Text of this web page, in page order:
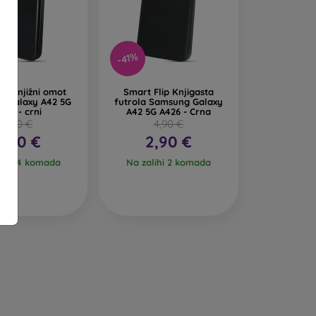
dizajn. Nedostatak pri padu je to što
se od recikliranih materijala, pa se u prirodi
maskica za mobitel izrađenih od različitih
knjižni omot
Galaxy A42 5G
A426 - crni
4,90 €
2,90 €
4 komada
-41%
Smart Flip Knjigasta
futrola Samsung Galaxy
A42 5G A426 - Crna
4,90 €
2,90 €
Na zalihi 2 komada